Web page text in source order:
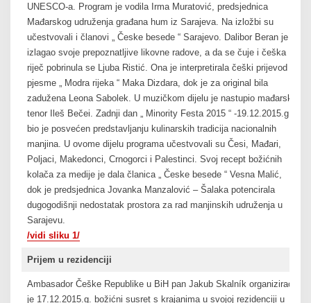
UNESCO-a. Program je vodila Irma Muratović, predsjednica
Mađarskog udruženja građana hum iz Sarajeva. Na izložbi su
učestvovali i članovi „ Česke besede “ Sarajevo. Dalibor Beran je
izlagao svoje prepoznatljive likovne radove, a da se čuje i češka
riječ pobrinula se Ljuba Ristić. Ona je interpretirala češki prijevod
pjesme „ Modra rijeka “ Maka Dizdara, dok je za original bila
zadužena Leona Sabolek. U muzičkom dijelu je nastupio mađarski
tenor Ileš Bečei. Zadnji dan „ Minority Festa 2015 “ -19.12.2015.g.
bio je posvećen predstavljanju kulinarskih tradicija nacionalnih
manjina. U ovome dijelu programa učestvovali su Česi, Mađari,
Poljaci, Makedonci, Crnogorci i Palestinci. Svoj recept božićnih
kolača za medije je dala članica „ Česke besede “ Vesna Malić,
dok je predsjednica Jovanka Manzalović – Šalaka potencirala
dugogodišnji nedostatak prostora za rad manjinskih udruženja u
Sarajevu.
/vidi sliku 1/
Prijem u rezidenciji
Ambasador Češke Republike u BiH pan Jakub Skalník organizirao
je 17.12.2015.g. božićni susret s krajanima u svojoj rezidenciji u